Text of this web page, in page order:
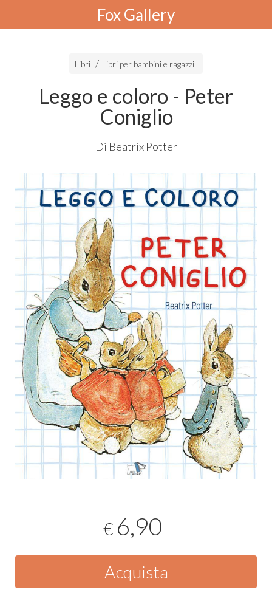
Fox Gallery
Libri Libri per bambini e ragazzi
Leggo e coloro - Peter
Coniglio
Di Beatrix Potter
€ 6,90
Acquista